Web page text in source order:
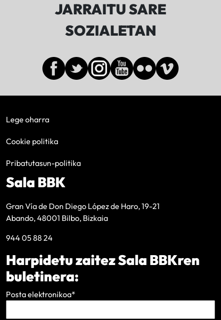
JARRAITU SARE
SOZIALETAN
Lege oharra
Cookie politika
Pribatutasun-politika
Sala BBK
Gran Vía de Don Diego López de Haro, 19-21
Abando, 48001 Bilbo, Bizkaia
944 05 88 24
Harpidetu zaitez Sala BBKren
buletinera:
Posta elektronikoa*